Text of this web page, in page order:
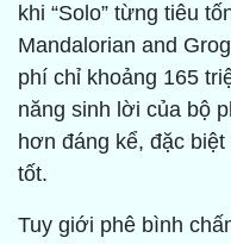
khi “Solo” từng tiêu
Mandalorian and
phí chỉ khoảng 165
năng sinh lời của bộ
hơn đáng kể, đặc
tốt.
Tuy giới phê bình